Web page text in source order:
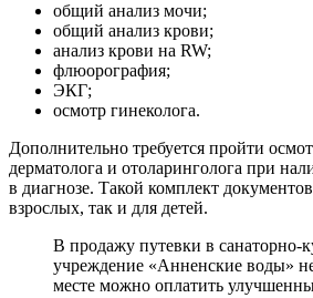
общий анализ мочи;
общий анализ крови;
анализ крови на RW;
флюорография;
ЭКГ;
осмотр гинеколога.
Дополнительно требуется пройти
дерматолога и отоларинголога при
в диагнозе. Такой комплект
взрослых, так и для детей.
В продажу путевки в санаторно-
учреждение «Анненские воды»
месте можно оплатить